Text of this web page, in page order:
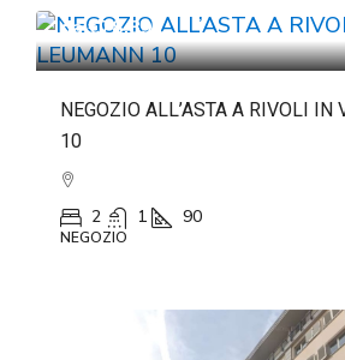
da€78.891
NEGOZIO ALL’ASTA A RIVOLI IN
10
2 1 90
NEGOZIO